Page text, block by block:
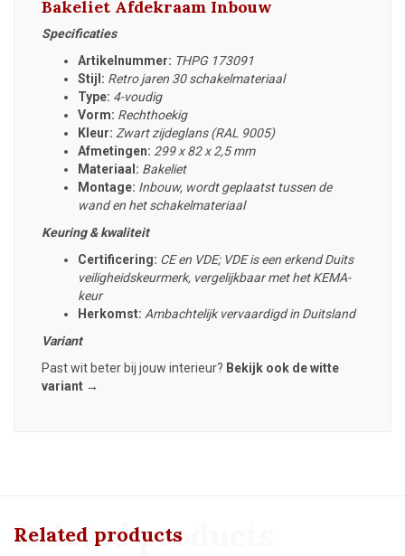
Bakeliet Afdekraam Inbouw
Specificaties
Artikelnummer: THPG 173091
Stijl: Retro jaren 30 schakelmateriaal
Type: 4-voudig
Vorm: Rechthoekig
Kleur: Zwart zijdeglans (RAL 9005)
Afmetingen: 299 x 82 x 2,5 mm
Materiaal: Bakeliet
Montage: Inbouw, wordt geplaatst tussen de
wand en het schakelmateriaal
Keuring & kwaliteit
Certificering: CE en VDE; VDE is een erkend Duits
veiligheidskeurmerk, vergelijkbaar met het KEMA-
keur
Herkomst: Ambachtelijk vervaardigd in Duitsland
Variant
Past wit beter bij jouw interieur? Bekijk ook de witte
variant →
Related products
Related products